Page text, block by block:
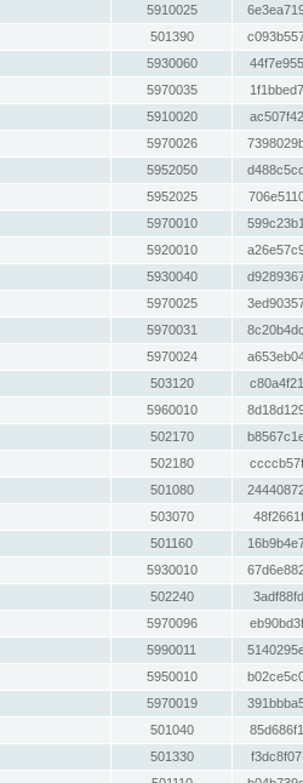
5910025
501390
5930060
5970035
5910020
5970026
5952050
5952025
5970010
5920010
5930040
5970025
5970031
5970024
503120
5960010
502170
502180
501080
503070
501160
5930010
502240
5970096
5990011
5950010
5970019
501040
501330